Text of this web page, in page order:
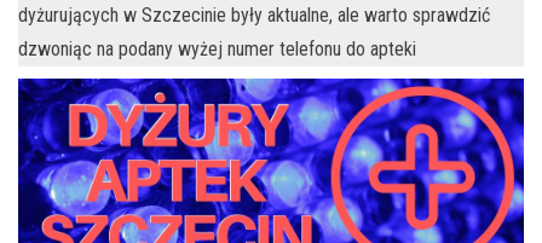
dyżurujących w Szczecinie były aktualne, ale warto sprawdzić
dzwoniąc na podany wyżej numer telefonu do apteki